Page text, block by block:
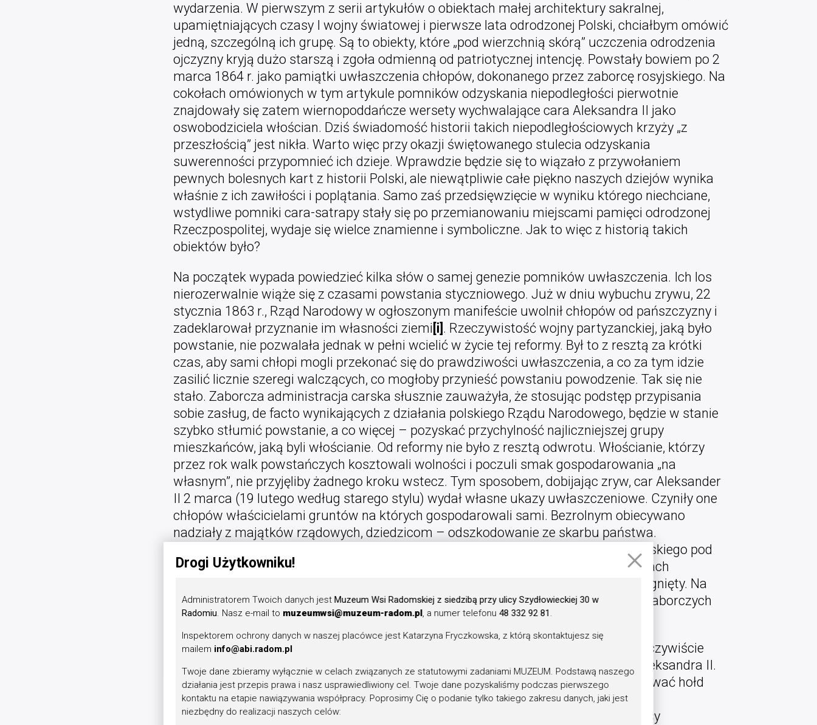
wydarzenia. W pierwszym z serii artykułów o obiektach małej architektury sakralnej,
upamiętniających czasy I wojny światowej i pierwsze lata odrodzonej Polski, chciałbym omówić
jedną, szczególną ich grupę. Są to obiekty, które „pod wierzchnią skórą” uczczenia odrodzenia
ojczyzny kryją dużo starszą i zgoła odmienną od patriotycznej intencję. Powstały bowiem po 2
marca 1864 r. jako pamiątki uwłaszczenia chłopów, dokonanego przez zaborcę rosyjskiego. Na
cokołach omówionych w tym artykule pomników odzyskania niepodległości pierwotnie
znajdowały się zatem wiernopoddańcze wersety wychwalające cara Aleksandra II jako
oswobodziciela włościan. Dziś świadomość historii takich niepodległościowych krzyży „z
przeszłością” jest nikła. Warto więc przy okazji świętowanego stulecia odzyskania
suwerenności przypomnieć ich dzieje. Wprawdzie będzie się to wiązało z przywołaniem
pewnych bolesnych kart z historii Polski, ale niewątpliwie całe piękno naszych dziejów wynika
właśnie z ich zawiłości i poplątania. Samo zaś przedsięwzięcie w wyniku którego niechciane,
wstydliwe pomniki cara-satrapy stały się po przemianowaniu miejscami pamięci odrodzonej
Rzeczpospolitej, wydaje się wielce znamienne i symboliczne. Jak to więc z historią takich
obiektów było?
Na początek wypada powiedzieć kilka słów o samej genezie pomników uwłaszczenia. Ich los
nierozerwalnie wiąże się z czasami powstania styczniowego. Już w dniu wybuchu zrywu, 22
stycznia 1863 r., Rząd Narodowy w ogłoszonym manifeście uwolnił chłopów od pańszczyzny i
zadeklarował przyznanie im własności ziemi [i] . Rzeczywistość wojny partyzanckiej, jaką było
powstanie, nie pozwalała jednak w pełni wcielić w życie tej reformy. Był to z resztą za krótki
czas, aby sami chłopi mogli przekonać się do prawdziwości uwłaszczenia, a co za tym idzie
zasilić licznie szeregi walczących, co mogłoby przynieść powstaniu powodzenie. Tak się nie
stało. Zaborcza administracja carska słusznie zauważyła, że stosując podstęp przypisania
sobie zasług, de facto wynikających z działania polskiego Rządu Narodowego, będzie w stanie
szybko stłumić powstanie, a co więcej – pozyskać przychylność najliczniejszej grupy
mieszkańców, jaką byli włościanie. Od reformy nie było z resztą odwrotu. Włościanie, którzy
przez rok walk powstańczych kosztowali wolności i poczuli smak gospodarowania „na
własnym”, nie przyjęliby żadnego kroku wstecz. Tym sposobem, dobijając zryw, car Aleksander
II 2 marca (19 lutego według starego stylu) wydał własne ukazy uwłaszczeniowe. Czyniły one
chłopów właścicielami gruntów na których gospodarowali sami. Bezrolnym obiecywano
nadziały z majątków rządowych, dziedzicom – odszkodowanie ze skarbu państwa.
Likwidowano zarazem gminę dominalną, zaprowadzając surogat samorządu wiejskiego pod
ścisłą kontrolą rządową. W sumie carska reforma mieściła się dokładnie w granicach
zakreślonych przez Rząd Narodowy. Cel reformy był polityczny i cel ten został osiągnięty. Na
wiosnę 1864 r. rząd carski był już górą, wieś chciała teraz zdobyć poparcie władz zaborczych
dla zapewnienia sobie jak największych korzyści z uwłaszczenia[ii]
Warto zaznaczyć, że dzień 19 lutego (2 marca) na ogłoszenie ukazów nie został oczywiście
wybrany przypadkowo. Tego dnia przypadała bowiem rocznica intronizacji cara Aleksandra II.
Odtąd więc chłopi polscy świętując swoje „oswobodzenie” mieli jednocześnie oddawać hołd
carowi, jako najjaśniejszemu swemu władcy. Początkowo odbywało się to poprzez
podpisywanie wiernopoddańczych adresów, następnie uchwalono po wieczne czasy
×
Drogi Użytkowniku!
Administratorem Twoich danych jest Muzeum Wsi Radomskiej z siedzibą przy ulicy Szydłowieckiej 30 w
Radomiu. Nasz e-mail to muzeumwsi@muzeum-radom.pl, a numer telefonu 48 332 92 81.
Inspektorem ochrony danych w naszej placówce jest Katarzyna Fryczkowska, z którą skontaktujesz się
mailem info@abi.radom.pl
Twoje dane zbieramy wyłącznie w celach związanych ze statutowymi zadaniami MUZEUM. Podstawą naszego
działania jest przepis prawa i nasz usprawiedliwiony cel. Twoje dane pozyskaliśmy podczas pierwszego
kontaktu na etapie nawiązywania współpracy. Poprosimy Cię o podanie tylko takiego zakresu danych, jaki jest
niezbędny do realizacji naszych celów: